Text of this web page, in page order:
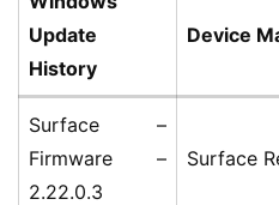
Update
History
Device
Surface –
Firmware –
2.22.0.3
Surface